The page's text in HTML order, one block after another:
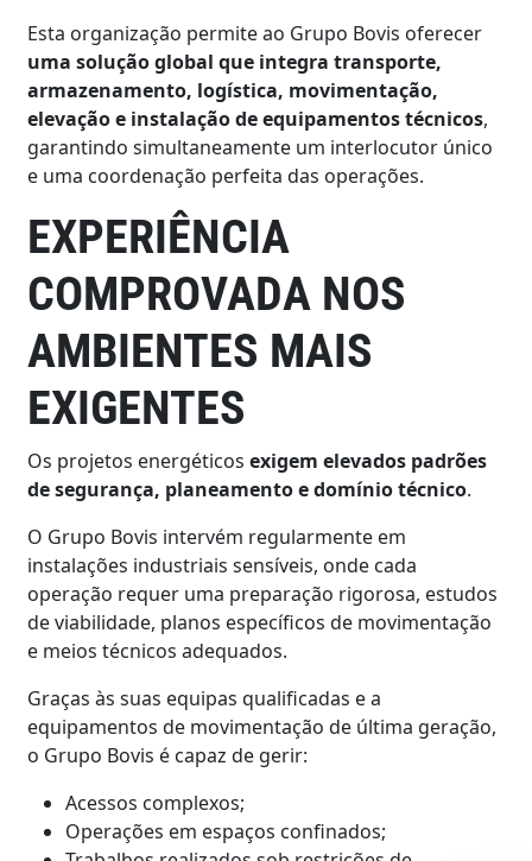
Esta organização permite ao Grupo Bovis oferecer
uma solução global que integra transporte,
armazenamento, logística, movimentação,
elevação e instalação de equipamentos técnicos,
garantindo simultaneamente um interlocutor único
e uma coordenação perfeita das operações.
EXPERIÊNCIA
COMPROVADA NOS
AMBIENTES MAIS
EXIGENTES
Os projetos energéticos exigem elevados padrões
de segurança, planeamento e domínio técnico.
O Grupo Bovis intervém regularmente em
instalações industriais sensíveis, onde cada
operação requer uma preparação rigorosa, estudos
de viabilidade, planos específicos de movimentação
e meios técnicos adequados.
Graças às suas equipas qualificadas e a
equipamentos de movimentação de última geração,
o Grupo Bovis é capaz de gerir:
Acessos complexos;
Operações em espaços confinados;